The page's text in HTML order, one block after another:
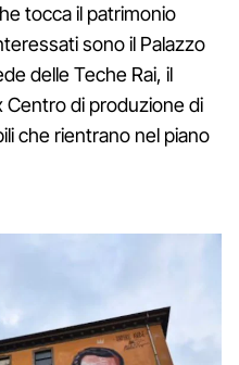
tocca il patrimonio
sono il Palazzo
delle Teche Rai, il
Centro di produzione di
che rientrano nel piano